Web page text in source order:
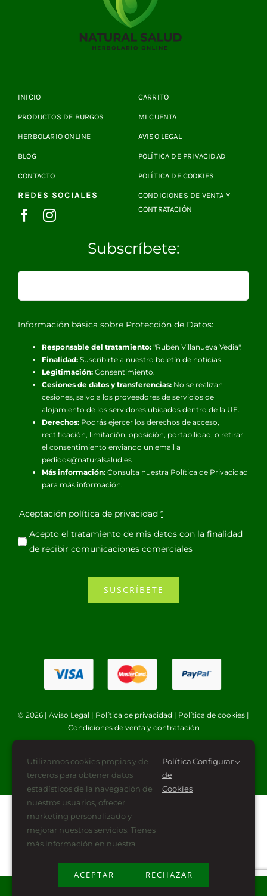
INICIO
PRODUCTOS DE BURGOS
HERBOLARIO ONLINE
BLOG
CONTACTO
REDES SOCIALES
CARRITO
MI CUENTA
AVISO LEGAL
POLÍTICA DE PRIVACIDAD
POLÍTICA DE COOKIES
CONDICIONES DE VENTA Y
CONTRATACIÓN
Subscríbete:
Información básica sobre Protección de Datos:
Responsable del tratamiento:"Rubén Villanueva Vedia".
Finalidad:Suscribirte a nuestro boletín de noticias.
Legitimación:Consentimiento.
Cesiones de datos y transferencias:No se realizan
cesiones, salvo a los proveedores de servicios de
alojamiento de los servidores ubicados dentro de la UE.
Derechos:Podrás ejercer los derechos de acceso,
rectificación, limitación, oposición, portabilidad, o retirar
el consentimiento enviando un email a
pedidos@naturalsalud.es
Más información:Consulta nuestra Política de Privacidad
para más información.
Aceptación política de privacidad *
Acepto el tratamiento de mis datos con la finalidad
de recibir comunicaciones comerciales
SUSCRÍBETE
© 2026 | Aviso Legal | Política de privacidad | Política de cookies |
Condiciones de venta y contratación
Plan de Recuperación, Transformación y Resiliencia
financiado por la Unión Europea -NextGenerationEU (PRTR-NG)
Utilizamos cookies propias y de
terceros para obtener datos
estadísticos de la navegación de
nuestros usuarios, ofrecer
marketing personalizado y
mejorar nuestros servicios. Tienes
más información en nuestra
Política
de
Cookies
Configurar
ACEPTAR RECHAZAR